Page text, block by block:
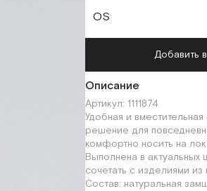
OS
Добавить
Описание
Артикул: 1111874
Удобная и
решение для
комфортно носить на
Выполнена в актуальных
сочетать с изделиями из
Состав: натуральная